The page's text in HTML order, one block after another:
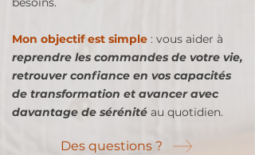
Mon objectif est simple : vous aider à
reprendre les commandes de votre vie,
retrouver confiance en vos capacités
de transformation et avancer avec
davantage de sérénité au quotidien.
Des questions ?